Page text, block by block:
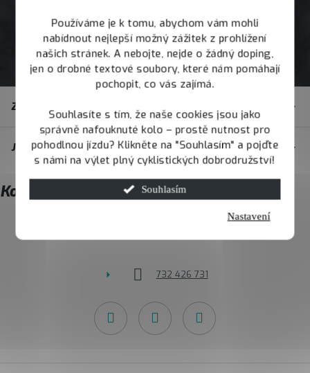
Používáme je k tomu, abychom vám mohli
nabídnout nejlepší možný zážitek z prohlížení
našich stránek. A nebojte, nejde o žádný doping,
jen o drobné textové soubory, které nám pomáhají
pochopit, co vás zajímá.
Souhlasíte s tím, že naše cookies jsou jako
správně nafouknuté kolo – prostě nutnost pro
pohodlnou jízdu? Klikněte na "Souhlasím" a pojďte
s námi na výlet plný cyklistických dobrodružství!
Souhlasím
Nastavení
t
í
Zákaznický servis
JOY.BIKE
Kontakt
732 426 731